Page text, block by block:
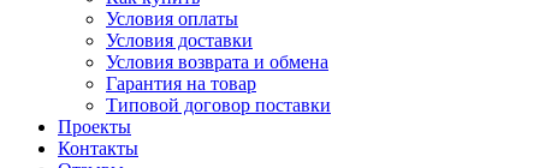
Условия оплаты
Условия доставки
Условия возврата и обмена
Гарантия на товар
Типовой договор поставки
Проекты
Контакты